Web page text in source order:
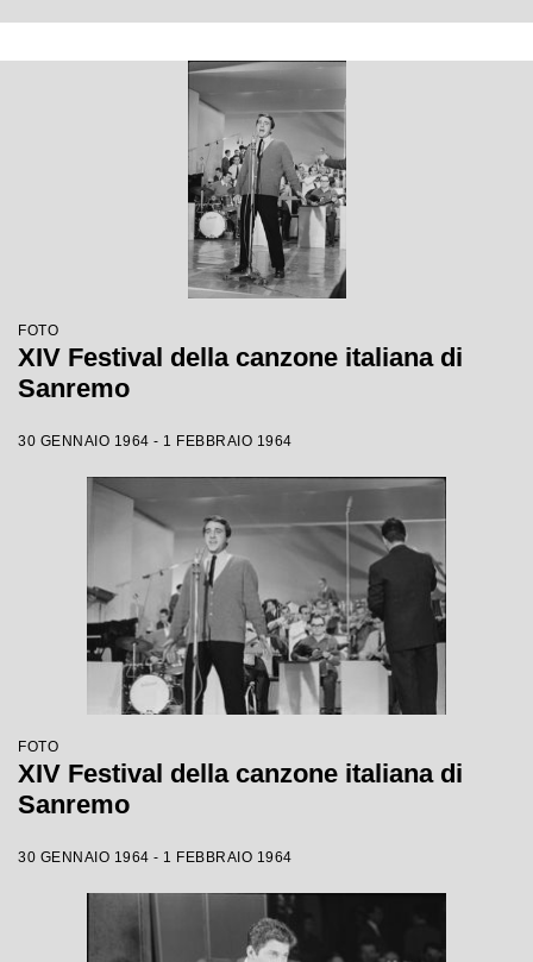
FOTO
XIV Festival della canzone italiana di
Sanremo
30 GENNAIO 1964 - 1 FEBBRAIO 1964
FOTO
XIV Festival della canzone italiana di
Sanremo
30 GENNAIO 1964 - 1 FEBBRAIO 1964